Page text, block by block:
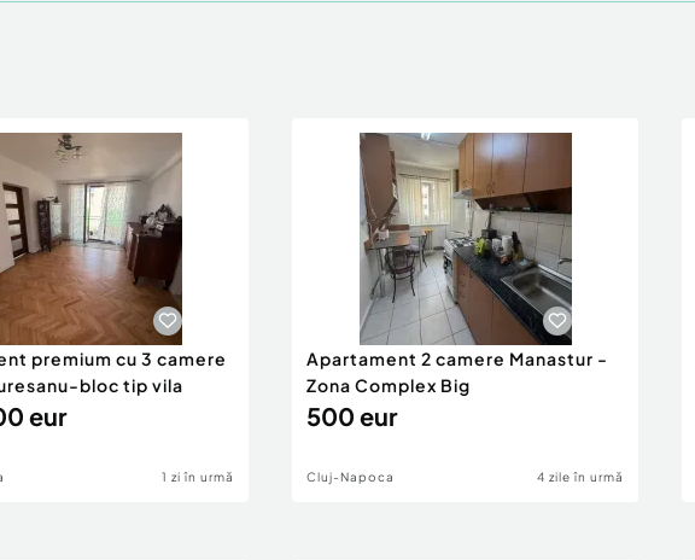
și pentru investiție
premium cu 3 camere
bloc tip vila
eur
1 zi în urmă
Apartament 2 camere Manastur -
Zona Complex Big
500 eur
Cluj-Napoca 4 zile în urmă